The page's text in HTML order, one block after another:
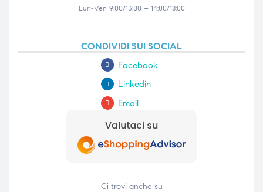
Lun-Ven 9:00/13:00 – 14:00/18:00
CONDIVIDI SUI SOCIAL
Facebook
Linkedin
Email
Ci trovi anche su